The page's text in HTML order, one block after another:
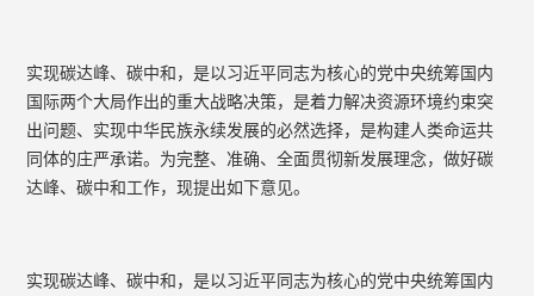
实现碳达峰、碳中和，是以习近平同志为核心的党中央统筹国内
国际两个大局作出的重大战略决策，是着力解决资源环境约束突
出问题、实现中华民族永续发展的必然选择，是构建人类命运共
同体的庄严承诺。为完整、准确、全面贯彻新发展理念，做好碳
达峰、碳中和工作，现提出如下意见。
实现碳达峰、碳中和，是以习近平同志为核心的党中央统筹国内